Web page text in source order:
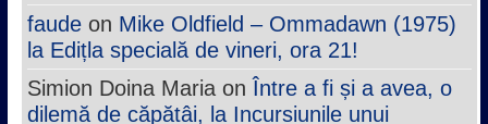
faudeon Mike Oldfield – Ommadawn (1975)
la Edițla specială de vineri, ora 21!
Simion Doina Mariaon Între a fi și a avea, o
dilemă de căpătâi, la Incursiunile unui